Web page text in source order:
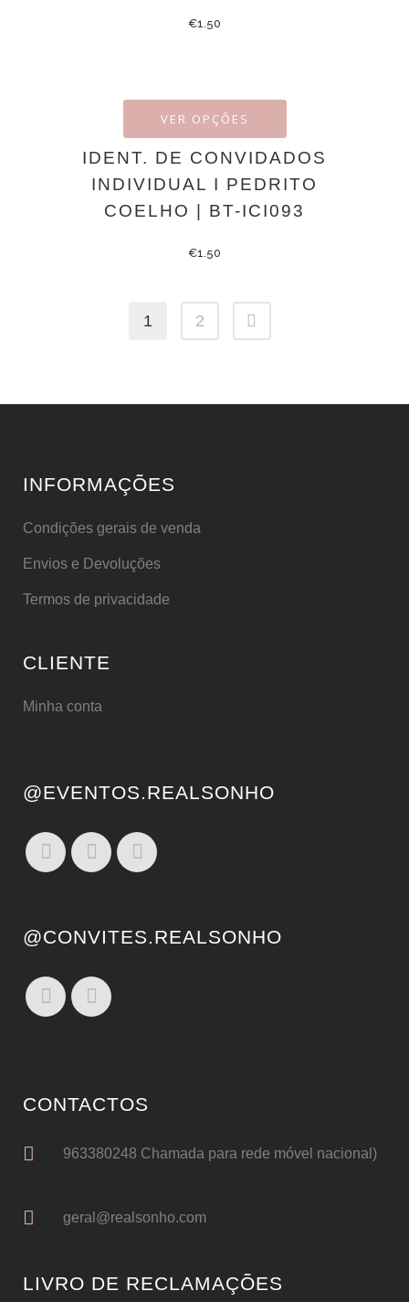
€1.50
VER OPÇÕES
IDENT. DE CONVIDADOS
INDIVIDUAL I PEDRITO
COELHO | BT-ICI093
€1.50
1 2
INFORMAÇÕES
Condições gerais de venda
Envios e Devoluções
Termos de privacidade
CLIENTE
Minha conta
@EVENTOS.REALSONHO
@CONVITES.REALSONHO
CONTACTOS
963380248 Chamada para rede móvel nacional)
geral@realsonho.com
LIVRO DE RECLAMAÇÕES